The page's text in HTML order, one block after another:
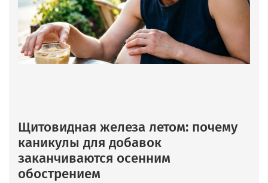
Щитовидная железа летом: почему
каникулы для добавок
заканчиваются осенним
обострением